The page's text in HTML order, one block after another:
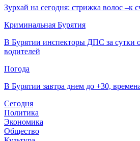
Зурхай на сегодня: стрижка волос –к
Криминальная Бурятия
В Бурятии инспекторы ДПС за сутки
водителей
Погода
В Бурятии завтра днем до +30,
Сегодня
Политика
Экономика
Общество